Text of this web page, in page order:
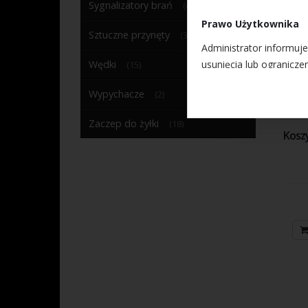
Sygnalizatory brań
Sztuczne przynęty
Wędki (15)
Wypychacze (2)
Zaczep do żyłki (18)
Prawo Użytkownika
Administrator
usunięcia lub
mogą być